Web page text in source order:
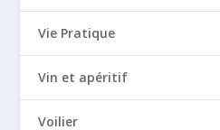
Vie Pratique
Vin et apéritif
Voilier